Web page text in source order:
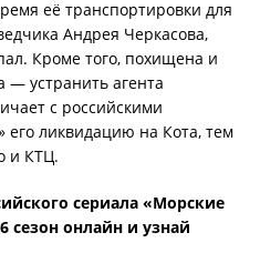
её транспортировки для
Андрея Черкасова,
Кроме того, похищена и
— устранить агента
с российскими
его ликвидацию на Кота, тем
и КТЦ.
сериала «Морские
сезон онлайн и узнай